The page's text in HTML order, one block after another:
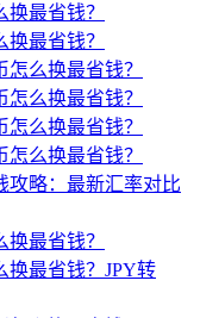
最省钱？
最省钱？
么换最省钱？
么换最省钱？
么换最省钱？
么换最省钱？
攻略：最新汇率对比
最省钱？
换最省钱？JPY转